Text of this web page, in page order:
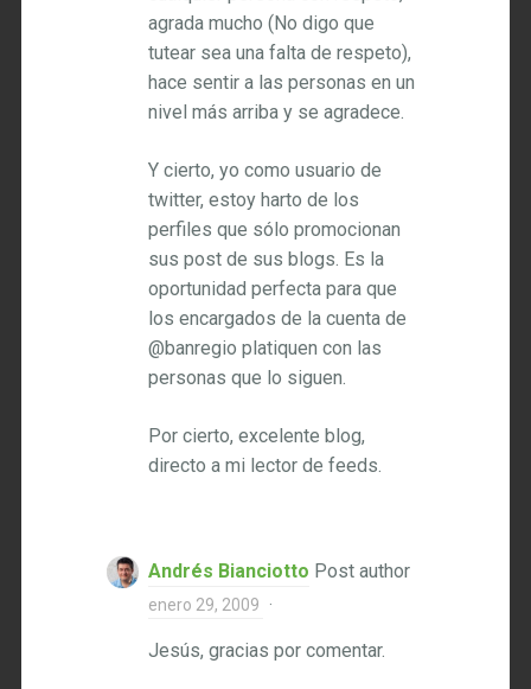
agrada mucho (No digo que
tutear sea una falta de respeto),
hace sentir a las personas en un
nivel más arriba y se agradece.
Y cierto, yo como usuario de
twitter, estoy harto de los
perfiles que sólo promocionan
sus post de sus blogs. Es la
oportunidad perfecta para que
los encargados de la cuenta de
@banregio platiquen con las
personas que lo siguen.
Por cierto, excelente blog,
directo a mi lector de feeds.
Andrés Bianciotto Post author
enero 29, 2009 ·
Jesús, gracias por comentar.